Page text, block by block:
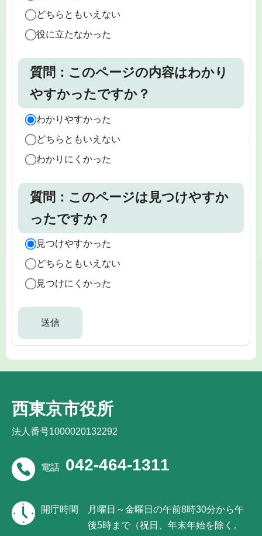
どちらともいえない
役に立たなかった
質問：このページの内容はわかり
やすかったですか？
わかりやすかった
どちらともいえない
わかりにくかった
質問：このページは見つけやすか
ったですか？
見つけやすかった
どちらともいえない
見つけにくかった
西東京市役所
法人番号1000020132292
電話 042-464-1311
開庁時間
月曜日～金曜日の午前8時30分から午
後5時まで（祝日、年末年始を除く。